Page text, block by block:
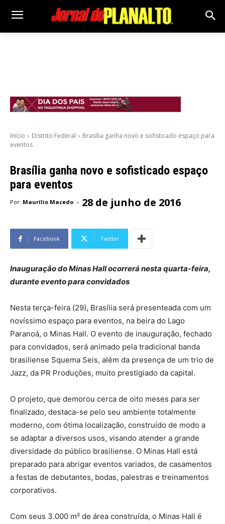
Início Distrito Federal
Brasília ganha novo e sofisticado espaço para
eventos
Brasília ganha novo e sofisticado espaço
para eventos
Por: Maurílio Macedo - 28 de junho de 2016
Facebook Twitter
Inauguração do Minas Hall ocorrerá nesta quarta-feira,
durante evento para convidados
Nesta terça-feira (29), Brasília será presenteada com um
novíssimo espaço para eventos, na beira do Lago
Paranoá, o Minas Hall. O evento de inauguração, fechado
para convidados, será animado pela tradicional banda
brasiliense Squema Seis, além da presença de um trio de
Jazz, da PR Produções, muito prestigiado da capital.
O projeto, que demorou cerca de oito meses para ser
finalizado, destaca-se pelo seu ambiente totalmente
moderno, com ótima localização, construído de modo a
se adaptar a diversos usos, visando atender a grande
diversidade do público brasiliense. O Minas Hall está
preparado para abrigar eventos variados, de casamentos
a festas de debutantes, bodas, palestras e treinamentos
corporativos.
Com seus 3.000 m² de área construída, o Minas Hall é